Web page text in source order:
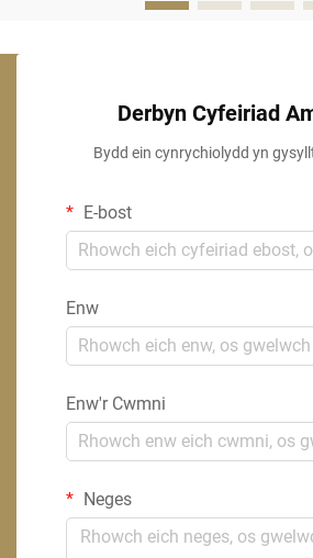
Derbyn Cyfeiriad
Bydd ein cynrychiolydd yn
E-bost
Enw
Enw'r Cwmni
Neges